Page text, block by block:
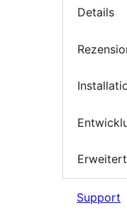
Details
Support